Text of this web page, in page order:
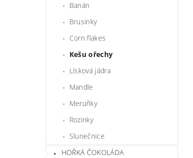
Banán
Brusinky
Corn flakes
Kešu ořechy
Lísková jádra
Mandle
Meruňky
Rozinky
Slunečnice
HOŘKÁ ČOKOLÁDA